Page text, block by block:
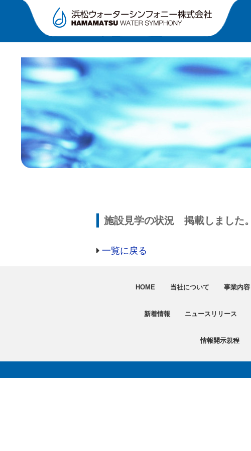
施設見学の状況 掲載しました。
一覧に戻る
HOME 当社について 事業内容
新着情報 ニュースリリース
情報開示規程